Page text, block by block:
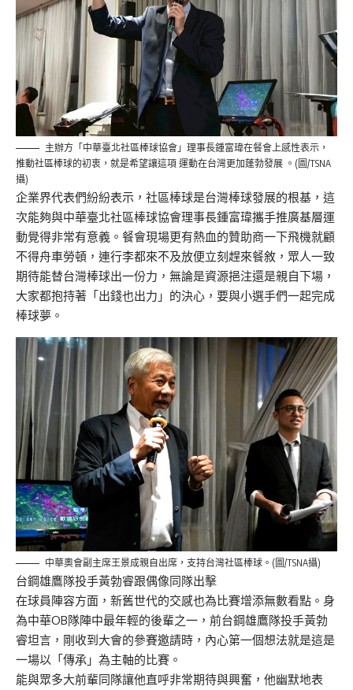
主辦方「中華臺北社區棒球協會」理事長鍾富瑋在餐會上感性表示，
推動社區棒球的初衷，就是希望讓這項 運動在台灣更加蓬勃發展 。(圖/TSNA
攝)
企業界代表們紛紛表示，社區棒球是台灣棒球發展的根基，這
次能夠與中華臺北社區棒球協會理事長鍾富瑋攜手推廣基層運
動覺得非常有意義。 餐會現場更有熱血的贊助商一下飛機就顧
不得舟車勞頓，連行李都來不及放便立刻趕來餐敘，眾人一致
期待能替台灣棒球出一份力，無論是資源挹注還是親自下場，
大家都抱持著「出錢也出力」的決心，要與小選手們一起完成
棒球夢。
中華奧會副主席王景成親自出席，支持台灣社區棒球。(圖/TSNA攝)
台鋼雄鷹隊投手黃勃睿跟偶像同隊出擊
在球員陣容方面，新舊世代的交感也為比賽增添無數看點。身
為中華OB隊陣中最年輕的後輩之一，前台鋼雄鷹隊投手黃勃
睿坦言，剛收到大會的參賽邀請時，內心第一個想法就是這是
一場以「傳承」為主軸的比賽。
能與眾多大前輩同隊讓他直呼非常期待與興奮，他幽默地表